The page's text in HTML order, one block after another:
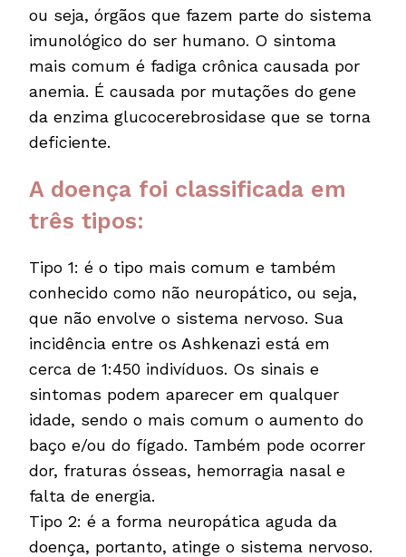
ou seja, órgãos que fazem parte do sistema
imunológico do ser humano. O sintoma
mais comum é fadiga crônica causada por
anemia. É causada por mutações do gene
da enzima glucocerebrosidase que se torna
deficiente.
A doença foi classificada em
três tipos:
Tipo 1: é o tipo mais comum e também
conhecido como não neuropático, ou seja,
que não envolve o sistema nervoso. Sua
incidência entre os Ashkenazi está em
cerca de 1:450 indivíduos. Os sinais e
sintomas podem aparecer em qualquer
idade, sendo o mais comum o aumento do
baço e/ou do fígado. Também pode ocorrer
dor, fraturas ósseas, hemorragia nasal e
falta de energia.
Tipo 2: é a forma neuropática aguda da
doença, portanto, atinge o sistema nervoso.